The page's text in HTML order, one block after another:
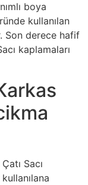
boya
kullanılan
Son derece hafif
kaplamaları
Sacı